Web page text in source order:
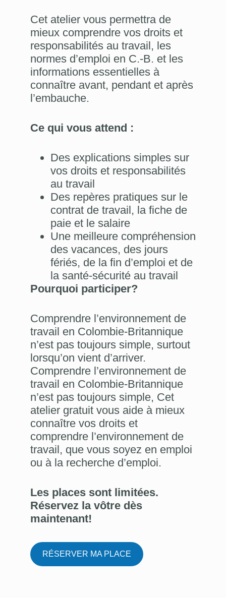
Cet atelier vous permettra de
mieux comprendre vos droits et
responsabilités au travail, les
normes d’emploi en C.-B. et les
informations essentielles à
connaître avant, pendant et après
l’embauche.
Ce qui vous attend :
Des explications simples sur
vos droits et responsabilités
au travail
Des repères pratiques sur le
contrat de travail, la fiche de
paie et le salaire
Une meilleure compréhension
des vacances, des jours
fériés, de la fin d’emploi et de
la santé-sécurité au travail
Pourquoi participer?
Comprendre l’environnement de
travail en Colombie-Britannique
n’est pas toujours simple, surtout
lorsqu’on vient d’arriver.
Comprendre l’environnement de
travail en Colombie-Britannique
n’est pas toujours simple, Cet
atelier gratuit vous aide à mieux
connaître vos droits et
comprendre l’environnement de
travail, que vous soyez en emploi
ou à la recherche d’emploi.
Les places sont limitées.
Réservez la vôtre dès
maintenant!
RÉSERVER MA PLACE